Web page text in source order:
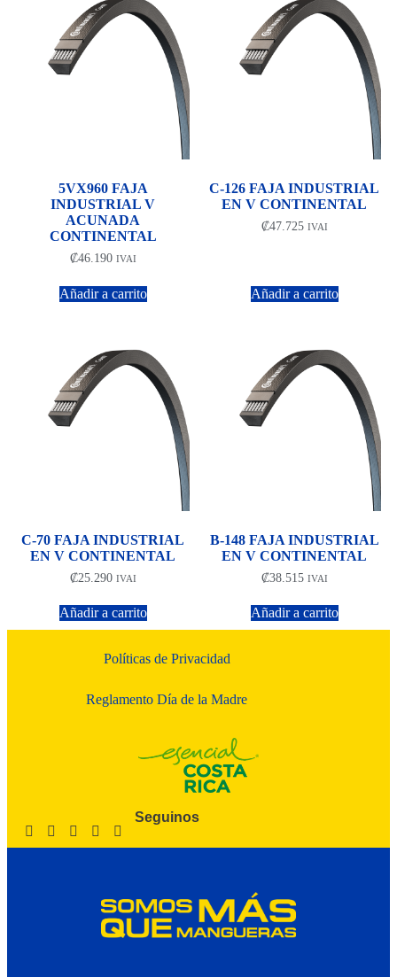
5VX960 FAJA
INDUSTRIAL V
ACUNADA
CONTINENTAL
₡46.190 IVAI
Añadir a carrito
C-126 FAJA INDUSTRIAL
EN V CONTINENTAL
₡47.725 IVAI
Añadir a carrito
C-70 FAJA INDUSTRIAL
EN V CONTINENTAL
₡25.290 IVAI
Añadir a carrito
B-148 FAJA INDUSTRIAL
EN V CONTINENTAL
₡38.515 IVAI
Añadir a carrito
Políticas de Privacidad
Reglamento Día de la Madre
Seguinos